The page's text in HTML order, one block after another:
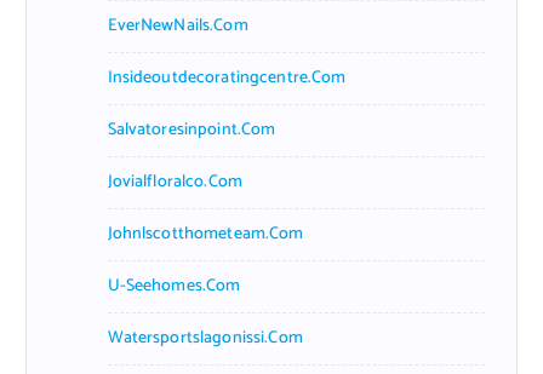
EverNewNails.com
Insideoutdecoratingcentre.com
Salvatoresinpoint.com
Jovialfloralco.com
Johnlscotthometeam.com
U-Seehomes.com
Watersportslagonissi.com